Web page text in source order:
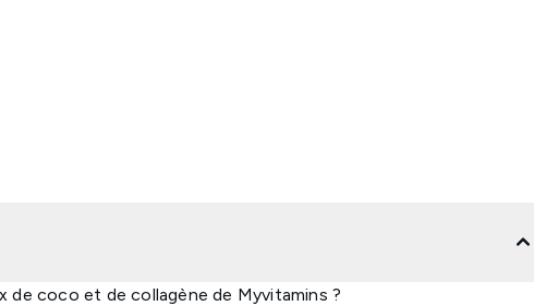
de coco et de collagène de Myvitamins ?